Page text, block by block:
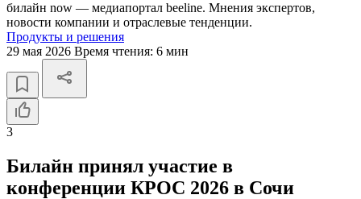
билайн now — медиапортал beeline. Мнения экспертов,
новости компании и отраслевые тенденции.
Продукты и решения
29 мая 2026 Время чтения: 6 мин
3
Билайн принял участие в
конференции КРОС 2026 в Сочи